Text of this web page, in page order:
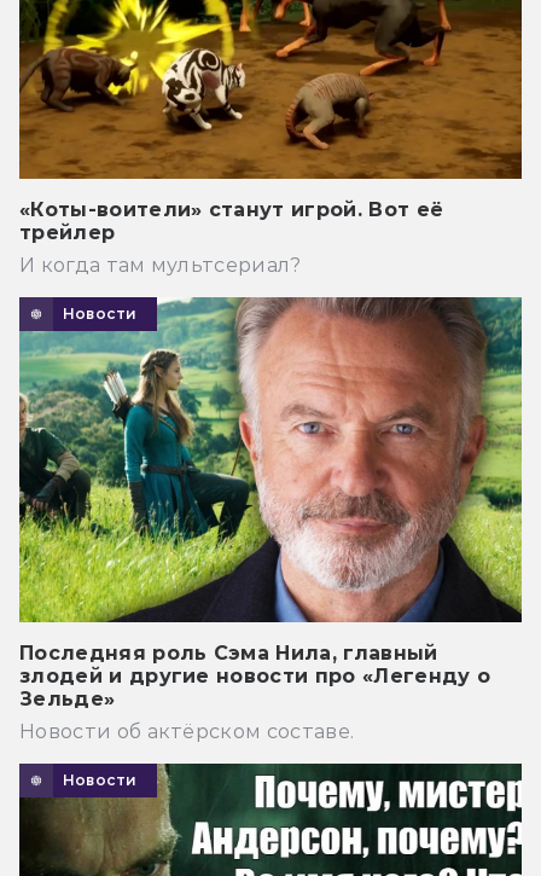
«Коты-воители» станут игрой. Вот её
трейлер
И когда там мультсериал?
Новости
Последняя роль Сэма Нила, главный
злодей и другие новости про «Легенду о
Зельде»
Новости об актёрском составе.
Новости